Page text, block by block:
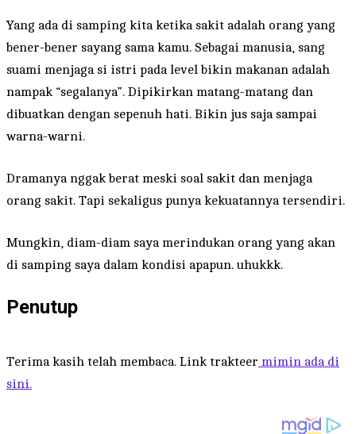
Yang ada di samping kita ketika sakit adalah orang yang
bener-bener sayang sama kamu. Sebagai manusia, sang
suami menjaga si istri pada level bikin makanan adalah
nampak “segalanya”. Dipikirkan matang-matang dan
dibuatkan dengan sepenuh hati. Bikin jus saja sampai
warna-warni.
Dramanya nggak berat meski soal sakit dan menjaga
orang sakit. Tapi sekaligus punya kekuatannya tersendiri.
Mungkin, diam-diam saya merindukan orang yang akan
di samping saya dalam kondisi apapun. uhukkk.
Penutup
Terima kasih telah membaca. Link trakteer mimin ada di
sini.